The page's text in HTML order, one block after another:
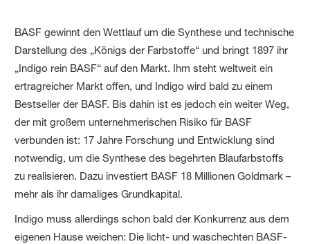
BASF gewinnt den Wettlauf um die Synthese und technische
Darstellung des „Königs der Farbstoffe“ und bringt 1897 ihr
„Indigo rein BASF“ auf den Markt. Ihm steht weltweit ein
ertragreicher Markt offen, und Indigo wird bald zu einem
Bestseller der BASF. Bis dahin ist es jedoch ein weiter Weg,
der mit großem unternehmerischen Risiko für BASF
verbunden ist: 17 Jahre Forschung und Entwicklung sind
notwendig, um die Synthese des begehrten Blaufarbstoffs
zu realisieren. Dazu investiert BASF 18 Millionen Goldmark –
mehr als ihr damaliges Grundkapital.
Indigo muss allerdings schon bald der Konkurrenz aus dem
eigenen Hause weichen: Die licht- und waschechten BASF-